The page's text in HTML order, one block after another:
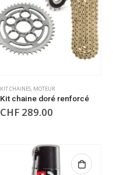
KIT CHAINES, MOTEUR
Kit chaine doré renforcé
CHF 289.00